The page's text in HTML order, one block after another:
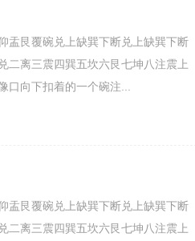
盂艮覆碗兑上缺巽下断兑上缺巽下断
二离三震四巽五坎六艮七坤八注震上
向下扣着的一个碗注...
盂艮覆碗兑上缺巽下断兑上缺巽下断
二离三震四巽五坎六艮七坤八注震上